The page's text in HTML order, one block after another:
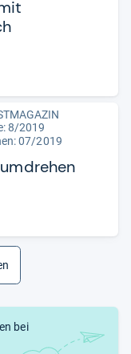
8/2019
07/2019
bei